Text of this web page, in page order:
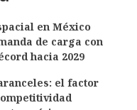
en México
de carga con
hacia 2029
el factor